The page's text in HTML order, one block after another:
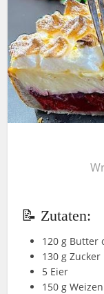
📝 Zutaten:
120 g Butter
130 g Zucker
5 Eier
150 g